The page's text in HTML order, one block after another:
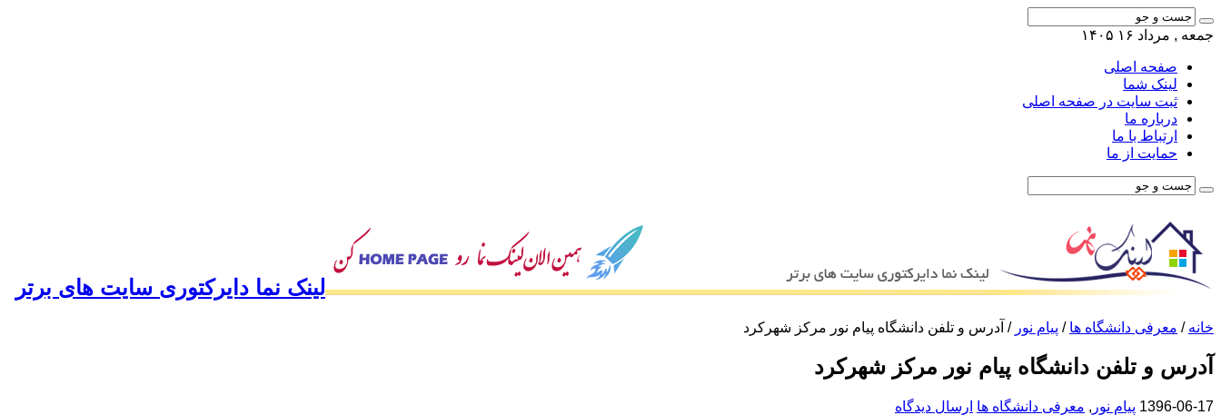
جمعه , مرداد ۱۶ ۱۴۰۵
صفحه اصلی
لینک شما
ثبت سایت در صفحه اصلی
درباره ما
ارتباط با ما
حمایت از ما
لینک نما دایرکتوری سایت های برتر
خانه / معرفی دانشگاه ها / پیام نور / آدرس و تلفن دانشگاه پیام نور مرکز شهرکرد
آدرس و تلفن دانشگاه پیام نور مرکز شهرکرد
1396-06-17 پیام نور , معرفی دانشگاه ها ارسال دیدگاه